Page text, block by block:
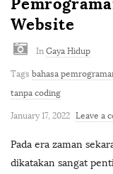
Website
In Gaya Hidup
Tags bahasa
tanpa coding
January 17, 2022 Leave a
Pada era zaman
dikatakan sangat